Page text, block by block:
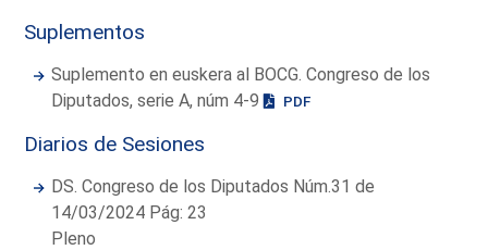
Suplementos
Suplemento en euskera al BOCG. Congreso de los
Diputados, serie A, núm 4-9
PDF
Diarios de Sesiones
DS. Congreso de los Diputados Núm.31 de
14/03/2024 Pág: 23
Pleno